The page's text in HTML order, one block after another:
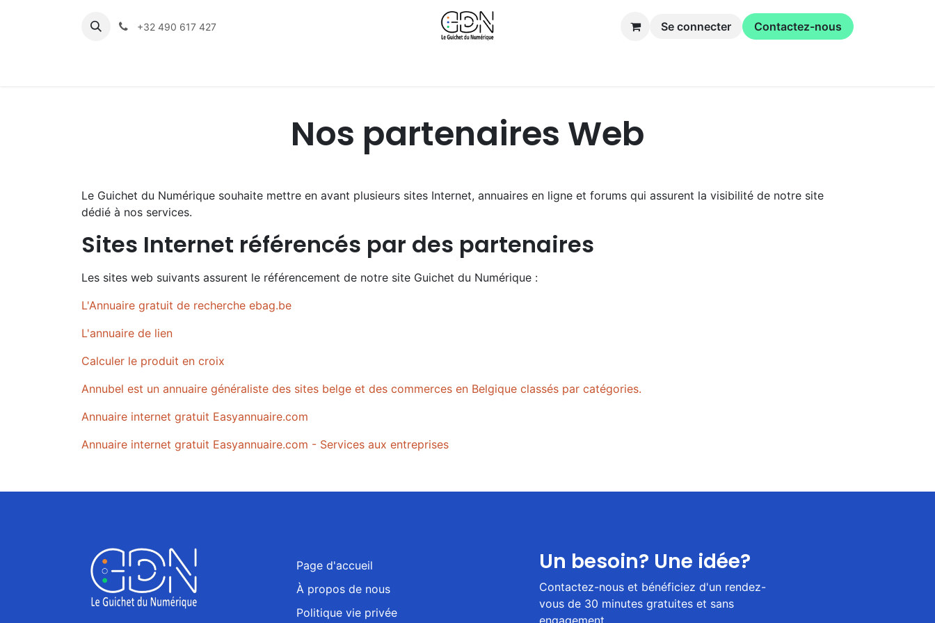
+32 490 617 427 Se connecter Contactez-nous
Nos partenaires Web
Le Guichet du Numérique souhaite mettre en avant plusieurs sites Internet, annuaires en ligne et forums qui assurent la visibilité de notre site
dédié à nos services.
Sites Internet référencés par des partenaires
Les sites web suivants assurent le référencement de notre site Guichet du Numérique :
L'Annuaire gratuit de recherche ebag.be
L'annuaire de lien
Calculer le produit en croix
Annubel est un annuaire généraliste des sites belge et des commerces en Belgique classés par catégories.
Annuaire internet gratuit Easyannuaire.com
Annuaire internet gratuit Easyannuaire.com - Services aux entreprises
Page d'accueil
À propos de nous
Politique vie privée
Un besoin? Une idée?
Contactez-nous et bénéficiez d'un rendez-
vous de 30 minutes gratuites et sans